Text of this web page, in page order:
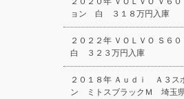
ョン 白 ３１８万円入庫
２０２２年 ＶＯＬＶＯ Ｓ６
白 ３２３万円入庫
２０１８年 Ａｕｄｉ Ａ３ス
ン ミトスブラックＭ 埼玉県